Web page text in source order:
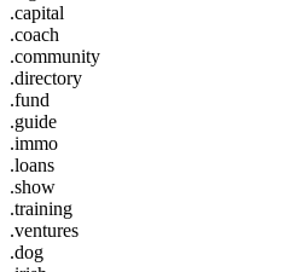
.capital
.coach
.community
.directory
.fund
.guide
.immo
.loans
.show
.training
.ventures
.dog